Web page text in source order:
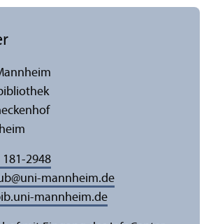
2948
@uni-mannheim.de
mannheim.de